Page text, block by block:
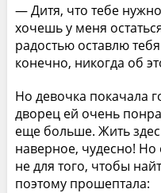
— Дитя, что тебе
хочешь у меня
радостью оставлю
конечно, никогда об
Но девочка покачала
дворец ей очень
еще больше. Жить
наверное, чудесно! Но
не для того, чтобы
поэтому прошептала: